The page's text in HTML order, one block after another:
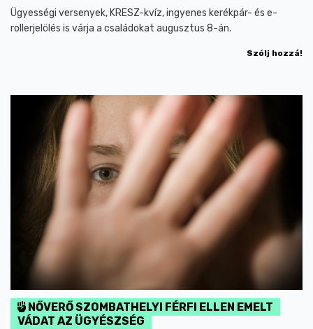
Ügyességi versenyek, KRESZ-kvíz, ingyenes kerékpár- és e-
rollerjelölés is várja a családokat augusztus 8-án.
Szólj hozzá!
NŐVERŐ SZOMBATHELYI FÉRFI ELLEN EMELT
VÁDAT AZ ÜGYÉSZSÉG